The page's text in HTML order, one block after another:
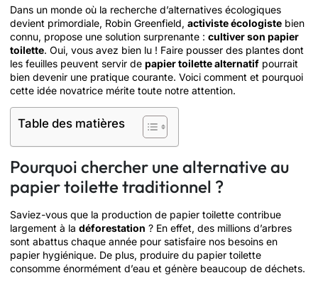
Dans un monde où la recherche d’alternatives écologiques
devient primordiale, Robin Greenfield, activiste écologiste bien
connu, propose une solution surprenante : cultiver son papier
toilette. Oui, vous avez bien lu ! Faire pousser des plantes dont
les feuilles peuvent servir de papier toilette alternatif pourrait
bien devenir une pratique courante. Voici comment et pourquoi
cette idée novatrice mérite toute notre attention.
Table des matières
Pourquoi chercher une alternative au
papier toilette traditionnel ?
Saviez-vous que la production de papier toilette contribue
largement à la déforestation ? En effet, des millions d’arbres
sont abattus chaque année pour satisfaire nos besoins en
papier hygiénique. De plus, produire du papier toilette
consomme énormément d’eau et génère beaucoup de déchets.